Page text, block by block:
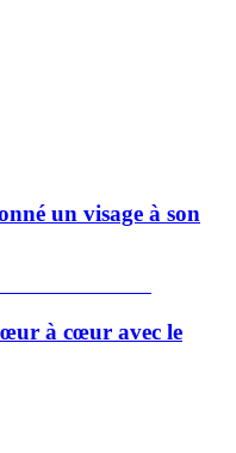
un visage à son
à cœur avec le